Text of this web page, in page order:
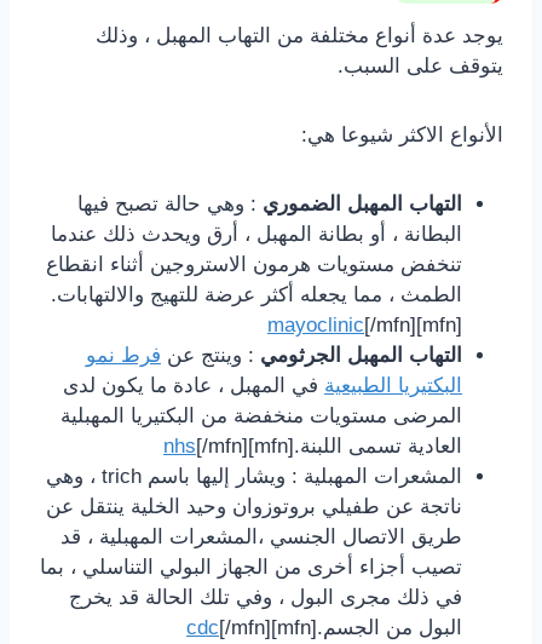
يوجد عدة أنواع مختلفة من التهاب المهبل ، وذلك
يتوقف على السبب.
الأنواع الاكثر شيوعا هي:
التهاب المهبل الضموري : وهي حالة تصبح فيها
البطانة ، أو بطانة المهبل ، أرق ويحدث ذلك عندما
تنخفض مستويات هرمون الاستروجين أثناء انقطاع
الطمث ، مما يجعله أكثر عرضة للتهيج والالتهابات.
[mfn]
mayoclinic[/mfn]
التهاب المهبل الجرثومي : وينتج عن فرط نمو
البكتيريا الطبيعية في المهبل ، عادة ما يكون لدى
المرضى مستويات منخفضة من البكتيريا المهبلية
العادية تسمى اللبنة.[mfn]
nhs[/mfn]
المشعرات المهبلية : ويشار إليها باسم trich ، وهي
ناتجة عن طفيلي بروتوزوان وحيد الخلية ينتقل عن
طريق الاتصال الجنسي ،المشعرات المهبلية ، قد
تصيب أجزاء أخرى من الجهاز البولي التناسلي ، بما
في ذلك مجرى البول ، وفي تلك الحالة قد يخرج
البول من الجسم.[mfn]
cdc[/mfn]